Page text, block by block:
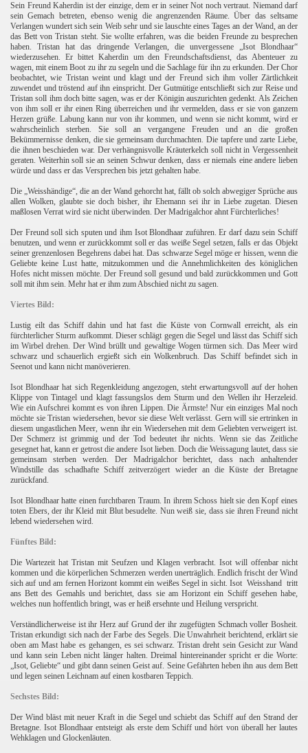
Sein Freund Kaherdin ist der einzige, dem er in seiner Not noch vertraut. Niemand darf
sein Gemach betreten, ebenso wenig die angrenzenden Räume. Über das seltsame
Verlangen wundert sich sein Weib sehr und sie lauschte eines Tages an der Wand, an der
das Bett von Tristan steht. Sie wollte erfahren, was die beiden Freunde zu besprechen
haben. Tristan hat das dringende Verlangen, die unvergessene „Isot Blondhaar“
wiederzusehen. Er bittet Kaherdin um den Freundschaftsdienst, das Abenteuer zu
wagen, mit einem Boot zu ihr zu segeln und die Sachlage für ihn zu erkunden. Der Chor
beobachtet, wie Tristan weint und klagt und der Freund sich ihm voller Zärtlichkeit
zuwendet und tröstend auf ihn einspricht. Der Gutmütige entschließt sich zur Reise und
Tristan soll ihm doch bitte sagen, was er der Königin auszurichten gedenkt. Als Zeichen
von ihm soll er ihr einen Ring überreichen und ihr vermelden, dass er sie von ganzem
Herzen grüße. Labung kann nur von ihr kommen, und wenn sie nicht kommt, wird er
wahrscheinlich sterben. Sie soll an vergangene Freuden und an die großen
Bekümmernisse denken, die sie gemeinsam durchmachten. Die tapfere und zarte Liebe,
die ihnen beschieden war. Der verhängnisvolle Kräuterkelch soll nicht in Vergessenheit
geraten. Weiterhin soll sie an seinen Schwur denken, dass er niemals eine andere lieben
würde und dass er das Versprechen bis jetzt gehalten habe.
Die „Weisshändige“, die an der Wand gehorcht hat, fällt ob solch abwegiger Sprüche aus
allen Wolken, glaubte sie doch bisher, ihr Ehemann sei ihr in Liebe zugetan. Diesen
maßlosen Verrat wird sie nicht überwinden. Der Madrigalchor ahnt Fürchterliches!
Der Freund soll sich sputen und ihm Isot Blondhaar zuführen. Er darf dazu sein Schiff
benutzen, und wenn er zurückkommt soll er das weiße Segel setzen, falls er das Objekt
seiner grenzenlosen Begehrens dabei hat. Das schwarze Segel möge er hissen, wenn die
Geliebte keine Lust hatte, mitzukommen und die Annehmlichkeiten des königlichen
Hofes nicht missen möchte. Der Freund soll gesund und bald zurückkommen und Gott
soll mit ihm sein. Mehr hat er ihm zum Abschied nicht zu sagen.
Viertes Bild:
Lustig eilt das Schiff dahin und hat fast die Küste von Cornwall erreicht, als ein
fürchterlicher Sturm aufkommt. Dieser schlägt gegen die Segel und lässt das Schiff sich
im Wirbel drehen. Der Wind brüllt und gewaltige Wogen türmen sich. Das Meer wird
schwarz und schauerlich ergießt sich ein Wolkenbruch. Das Schiff befindet sich in
Seenot und kann nicht manöverieren.
Isot Blondhaar hat sich Regenkleidung angezogen, steht erwartungsvoll auf der hohen
Klippe von Tintagel und klagt fassungslos dem Sturm und den Wellen ihr Herzeleid.
Wie ein Aufschrei kommt es von ihren Lippen. Die Ärmste! Nur ein einziges Mal noch
möchte sie Tristan wiedersehen, bevor sie diese Welt verlässt. Gern will sie ertrinken in
diesem ungastlichen Meer, wenn ihr ein Wiedersehen mit dem Geliebten verweigert ist.
Der Schmerz ist grimmig und der Tod bedeutet ihr nichts. Wenn sie das Zeitliche
gesegnet hat, kann er getrost die andere Isot lieben. Doch die Weissagung lautet, dass sie
gemeinsam sterben werden. Der Madrigalchor berichtet, dass nach anhaltender
Windstille das schadhafte Schiff zeitverzögert wieder an die Küste der Bretagne
zurückfand.
Isot Blondhaar hatte einen furchtbaren Traum. In ihrem Schoss hielt sie den Kopf eines
toten Ebers, der ihr Kleid mit Blut besudelte. Nun weiß sie, dass sie ihren Freund nicht
lebend wiedersehen wird.
Fünftes Bild:
Die Wartezeit hat Tristan mit Seufzen und Klagen verbracht. Isot will offenbar nicht
kommen und die körperlichen Schmerzen werden unerträglich. Endlich frischt der Wind
sich auf und am fernen Horizont kommt ein weißes Segel in sicht. Isot Weisshand tritt
ans Bett des Gemahls und berichtet, dass sie am Horizont ein Schiff gesehen habe,
welches nun hoffentlich bringt, was er heiß ersehnte und Heilung verspricht.
Verständlicherweise ist ihr Herz auf Grund der ihr zugefügten Schmach voller Bosheit.
Tristan erkundigt sich nach der Farbe des Segels. Die Unwahrheit berichtend, erklärt sie
oben am Mast habe es gehangen, es sei schwarz. Tristan dreht sein Gesicht zur Wand
und kann sein Leben nicht länger halten. Dreimal hintereinander spricht er die Worte:
„Isot, Geliebte“ und gibt dann seinen Geist auf. Seine Gefährten heben ihn aus dem Bett
und legen seinen Leichnam auf einen kostbaren Teppich.
Sechstes Bild:
Der Wind bläst mit neuer Kraft in die Segel und schiebt das Schiff auf den Strand der
Bretagne. Isot Blondhaar entsteigt als erste dem Schiff und hört von überall her lautes
Wehklagen und Glockenläuten.